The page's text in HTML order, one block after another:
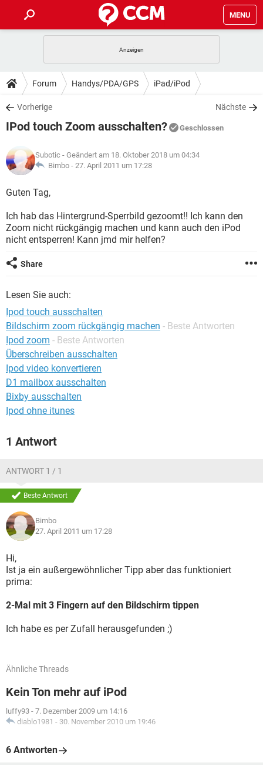
MENU
ANDROID IOS
WINDOWS 10
WHATSAPP TIKTOK
TIPPS & TRICKS
SPIELE STREAMING
WHATSAPP TIKTOK
FACEBOOK
DOWNLOADS
SPIELE STREAMING
WINDOWS 10 INSTAGRAM
WHATSAPP
SPIELE STREAMING
ANDROID
WINDOWS 10
WHATSAPP TIKTOK
FACEBOOK HARDWARE
LEXIKON
SPIELE
WINDOWS 10 INSTAGRAM
WHATSAPP
FACEBOOK
Forum Handys/PDA/GPS iPad/iPod
Vorherige Nächste
IPod touch Zoom ausschalten? Geschlossen
Subotic - Geändert am 18. Oktober 2018 um 04:34
Bimbo - 27. April 2011 um 17:28
Guten Tag,
Ich hab das Hintergrund-Sperrbild gezoomt!! Ich kann den
Zoom nicht rückgängig machen und kann auch den iPod
nicht entsperren! Kann jmd mir helfen?
Share
Lesen Sie auch:
Ipod touch ausschalten
Bildschirm zoom rückgängig machen - Beste Antworten
Ipod zoom - Beste Antworten
Überschreiben ausschalten
Ipod video konvertieren
D1 mailbox ausschalten
Bixby ausschalten
Ipod ohne itunes
1 Antwort
ANTWORT 1 / 1
Beste Antwort
Bimbo
27. April 2011 um 17:28
Hi,
Ist ja ein außergewöhnlicher Tipp aber das funktioniert
prima:
2-Mal mit 3 Fingern auf den Bildschirm tippen
Ich habe es per Zufall herausgefunden ;)
Ähnliche Threads
Kein Ton mehr auf iPod
luffy93 - 7. Dezember 2009 um 14:16
diablo1981 - 30. November 2010 um 19:46
6 Antworten